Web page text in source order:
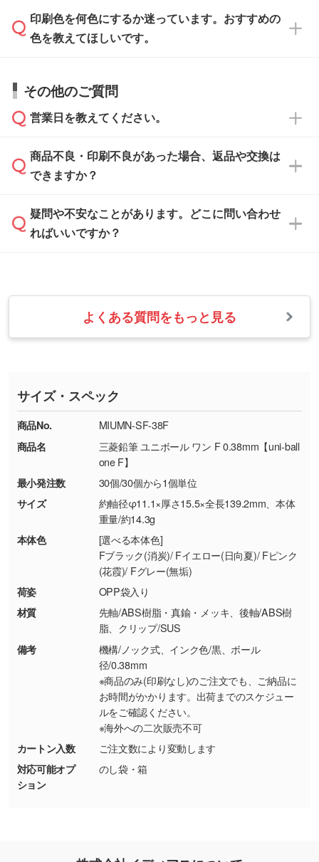
方」をご確認ください。
ムへ添付いただくか、担当スタッフ宛にメール
でお送りください。
い合わせください。
なお、印刷用データの作り方に関する詳細は、
データ作成でお困りの際には、担当スタッフが
サポートいたしますのでお気軽にご相談くださ
から添付してお送りください。
しい
解像度の低い画像や、手書きのイラスト、写真
などを、印刷に適したベクターデータに変換し
・フルカラーデータを1色に変換してほしい
・1色印刷でグラデーションや濃淡を表現した
い
す。→詳しく見る
・コーポレートカラーを使って印刷したい／印
刷色にこだわりがある
DIC・PANTONEなどのカラーチップの指定や、
現物支給による色指定も承っております。→
しく見る
・背景がある画像からキャラクター部分だけを
使いたいです
シンプルな背景のデータや、使いたいキャラク
ター部分の輪郭がはっきりしているデータは切
り抜き処理が可能です。→詳しく見る
・持っているデータの背景が足りない／塗り足
しの作り方が分からない
印刷したいデータが印刷範囲よりも小さい場
合、シンプルな色・柄の背景であれば拡張が可
詳しく見る
・デザインにQRコードを入れたい／QRコード
を生成してほしい
URLをご指定いただければ、QRコードを生成
印刷色を何色にするか迷っています。おすすめの
色を教えてほしいです。
お見積・ご注文・
相談いただきますと、担当スタッフがお客様の
ご希望や商品の本体色を確認し、印刷色をご提
本体色がブラック、ネイビーなど濃色の場合は
白色か淡い色の印刷色をおすすめしておりま
本体色がナチュラルなど淡色の場合、印刷をく
っきりと目立たせたいときは濃い印刷色が、柔
らかい雰囲気にしたいときは淡い印刷色が映え
また、お選びいただいた印刷色が本体色に合わ
ない場合や仕上がりに影響しそうな場合は、ス
タッフから別の色をご案内することもございま
その他のご質問
営業日を教えてください。
営業日は平日の10:00～18:00で、土日祝日はお
休みとなります。注文・見積・お問い合わせ
速やかに対応いたします。
商品不良・印刷不良があった場合、返品や交換は
できますか？
お手数をお掛けいたしますが、至急担当スタッ
フまでご連絡ください。商品の状況を確認し、
・お届け時に商品が損傷・故障している場合
・ご注文と異なる商品が届いた場合
・印刷不良があった場合
※詳しくは「商品の良品基準について
ください。
【返品・交換ができない場合】
・お客様の元で商品を加工された場合、または
商品が破損した場合
・商品到着後7日以上経過している場合
・お客様のご都合による返品・交換依頼(商
品・色・数量などの注文間違い等)
疑問や不安なことがあります。どこに問い合わせ
ればいいですか？
業日以内に担当スタッフよりメールにてご連絡
いたします。
お急ぎの場合はお電話でのご質問も受け付けて
TEL：0422-29-9911 営業時間10:00～
18:00(土日祝日除く)
よくある質問をもっと見る
サイズ・スペック
商品No.
MIUMN-SF-38F
商品名
三菱鉛筆 ユニボール ワン F 0.38mm【uni-ball
one F】
最小発注数
30個/30個から1個単位
サイズ
約軸径φ11.1×厚さ15.5×全長139.2mm、本体
重量/約14.3g
本体色
[選べる本体色]
Fブラック(消炭)/ Fイエロー(日向夏)/ Fピンク
(花霞)/ Fグレー(無垢)
荷姿
OPP袋入り
材質
先軸/ABS樹脂・真鍮・メッキ、後軸/ABS樹
脂、クリップ/SUS
備考
機構/ノック式、インク色/黒、ボール
径/0.38mm
※商品のみ(印刷なし)のご注文でも、ご納品に
お時間がかかります。出荷までのスケジュー
ルをご確認ください。
※海外への二次販売不可
カートン入数
ご注文数により変動します
対応可能オプ
ション
のし袋・箱